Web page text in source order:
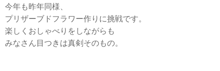
今年も昨年同様、
プリザーブドフラワー作りに挑戦です。
楽しくおしゃべりをしながらも
みなさん目つきは真剣そのもの。